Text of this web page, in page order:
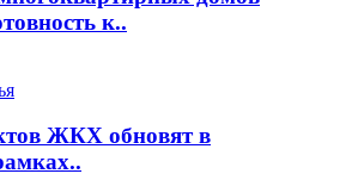
к..
ЖКХ обновят в